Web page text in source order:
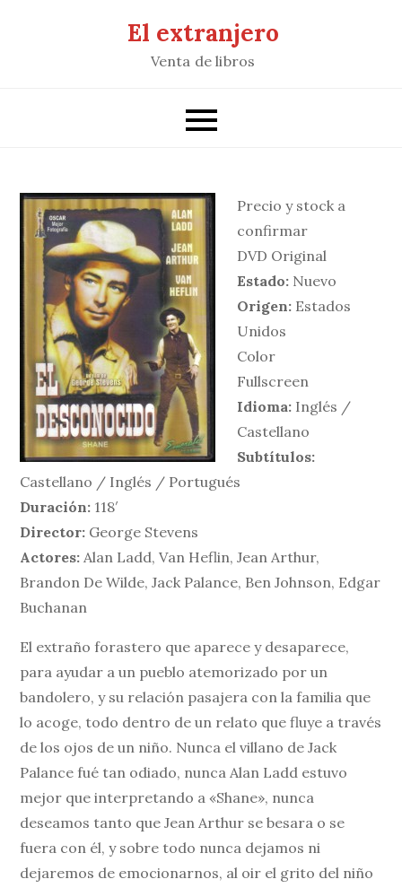
El extranjero
Venta de libros
Precio y stock a
confirmar
DVD Original
Estado: Nuevo
Origen: Estados
Unidos
Color
Fullscreen
Idioma: Inglés /
Castellano
Subtítulos:
Castellano / Inglés / Portugués
Duración: 118′
Director: George Stevens
Actores: Alan Ladd, Van Heflin, Jean Arthur,
Brandon De Wilde, Jack Palance, Ben Johnson, Edgar
Buchanan
El extraño forastero que aparece y desaparece,
para ayudar a un pueblo atemorizado por un
bandolero, y su relación pasajera con la familia que
lo acoge, todo dentro de un relato que fluye a través
de los ojos de un niño. Nunca el villano de Jack
Palance fué tan odiado, nunca Alan Ladd estuvo
mejor que interpretando a «Shane», nunca
deseamos tanto que Jean Arthur se besara o se
fuera con él, y sobre todo nunca dejamos ni
dejaremos de emocionarnos, al oir el grito del niño